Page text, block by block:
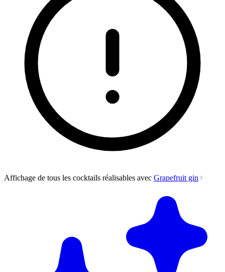
Affichage de tous les cocktails réalisables avec Grapefruit gin